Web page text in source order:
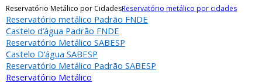
Reservatório Metálico por CidadesReservatório metálico por cidades
Reservatório metálico Padrão FNDE
Castelo d’água Padrão FNDE
Reservatório Metálico SABESP
Castelo D’água SABESP
Reservatório Metálico Padrão SABESP
Reservatório Metálico